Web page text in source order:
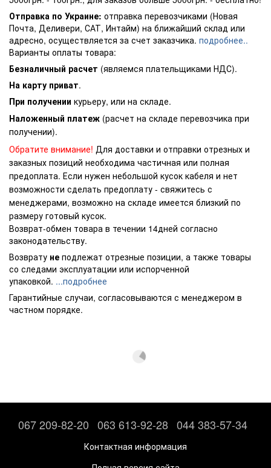
Отправка по Украине: отправка перевозчиками (Новая
Почта, Деливери, САТ, Интайм) на ближайший склад или
адресно, осуществляется за счет заказчика. подробнее..
Варианты оплаты товара:
Безналичный расчет (являемся плательщиками НДС).
На карту приват.
При получении курьеру, или на складе.
Наложенный платеж (расчет на складе перевозчика при
получении).
Обратите внимание! Для доставки и отправки отрезных и
заказных позиций необходима частичная или полная
предоплата. Если нужен небольшой кусок кабеля и нет
возможности сделать предоплату - свяжитесь с
менеджерами, возможно на складе имеется близкий по
размеру готовый кусок.
Возврат-обмен товара в течении 14дней согласно
законодательству.
Возврату не подлежат отрезные позиции, а также товары
со следами эксплуатации или испорченной
упаковкой. ...подробнее
Гарантийные случаи, согласовываются с менеджером в
частном порядке.
067 209-82-20 063 613-92-28 044 383-57-34
Контактная информация